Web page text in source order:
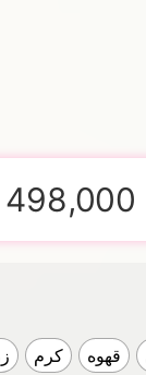
498,000
قهوه کرم